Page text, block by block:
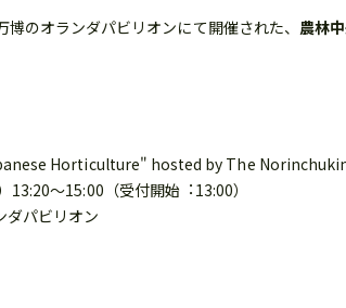
のオランダパビリオンにて開催された、 農林
Horticulture" hosted by The
13:20～15:00（受付開始︓13:00）
ダパビリオン